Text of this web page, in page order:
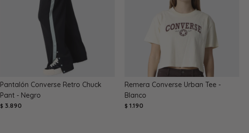
Pantalón Converse Retro Chuck
Pant - Negro
$ 3.890
Remera Converse Urban Tee -
Blanco
$ 1.190